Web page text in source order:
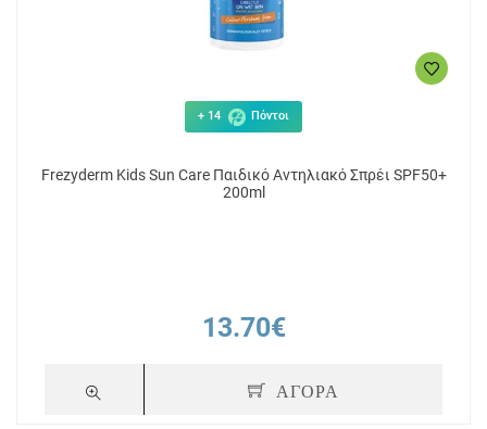
+ 14 Πόντοι
Frezyderm Kids Sun Care Παιδικό Αντηλιακό Σπρέι SPF50+
200ml
13.70€
ΑΓΟΡΑ